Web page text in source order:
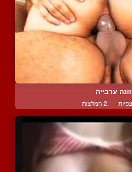
זונה ערבייה
| 2 המלצות